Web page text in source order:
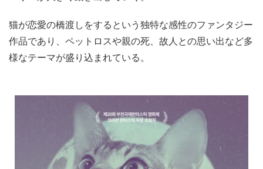
猫が恋愛の橋渡しをするという独特な感性のファンタジー
作品であり、ペットロスや親の死、故人との思い出など多
様なテーマが盛り込まれている。